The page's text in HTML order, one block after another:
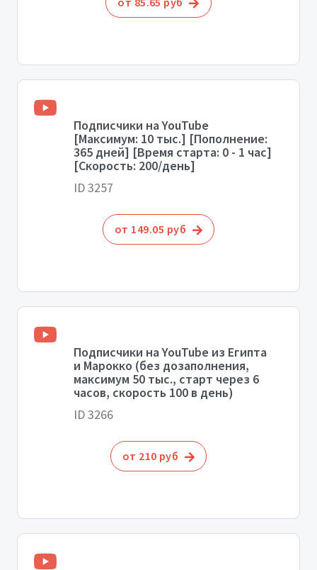
Подписчики на YouTube
[Максимум: 10 тыс.] [Пополнение:
365 дней] [Время старта: 0 - 1 час]
[Скорость: 200/день]
ID 3257
от 149.05 руб
Подписчики на YouTube из Египта
и Марокко (без дозаполнения,
максимум 50 тыс., старт через 6
часов, скорость 100 в день)
ID 3266
от 210 руб